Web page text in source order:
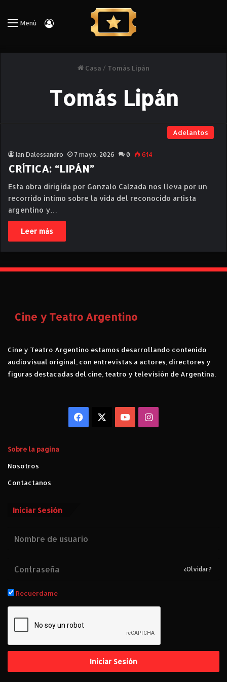
Menú Iniciar Sesión
Casa / Tomás Lipán
Tomás Lipán
Adelantos
Ian Dalessandro 7 mayo, 2026 0 614
CRÍTICA: “LIPÁN”
Esta obra dirigida por Gonzalo Calzada nos lleva por un
recorrido íntimo sobre la vida del reconocido artista
argentino y…
Leer más
Cine y Teatro Argentino
Cine y Teatro Argentino estamos desarrollando contenido
audiovisual original, con entrevistas a actores, directores y
figuras destacadas del cine, teatro y televisión de Argentina.
Facebook YouTubeInstagram
Sobre la pagina
Nosotros
Contactanos
Iniciar Sesión
¿Olvidar?
Recuérdame
Iniciar Sesión